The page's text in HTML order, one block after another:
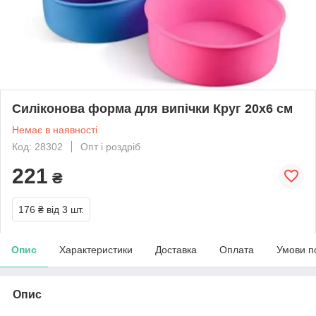
Силіконова форма для випічки Круг 20х6 см
Немає в наявності
Код: 28302
Опт і роздріб
221 ₴
176 ₴ від 3 шт.
Опис Характеристики Доставка Оплата Умови
Опис